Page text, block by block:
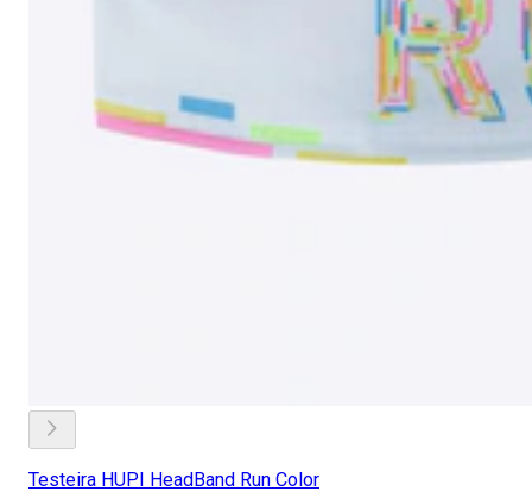
Testeira HUPI HeadBand Run Color